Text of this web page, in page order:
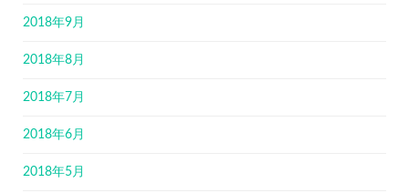
2018年9月
2018年8月
2018年7月
2018年6月
2018年5月